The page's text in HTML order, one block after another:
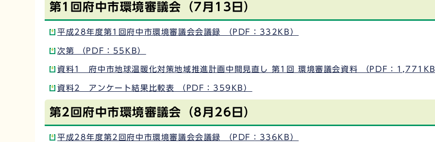
第1回府中市環境審議会（7月13日）
平成28年度第1回府中市環境審議会会議録 （PDF：332KB）
次第 （PDF：55KB）
資料1 府中市地球温暖化対策地域推進計画中間見直し 第1回 環境審議会資料 （PDF：
資料2 アンケート結果比較表 （PDF：359KB）
第2回府中市環境審議会（8月26日）
平成28年度第2回府中市環境審議会会議録 （PDF：336KB）